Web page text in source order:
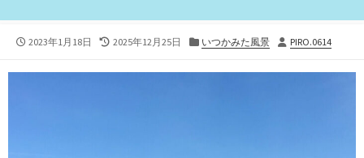
公
日
2023年1月18日
最
更
2025年12月25日
カ
ゴ
いつかみた風景
投
者
PIRO.0614